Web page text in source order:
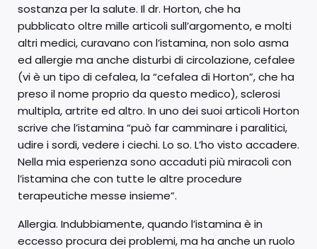
sostanza per la salute. Il dr. Horton, che ha
pubblicato oltre mille articoli sull’argomento, e molti
altri medici, curavano con l’istamina, non solo asma
ed allergie ma anche disturbi di circolazione, cefalee
(vi è un tipo di cefalea, la “cefalea di Horton”, che ha
preso il nome proprio da questo medico), sclerosi
multipla, artrite ed altro. In uno dei suoi articoli Horton
scrive che l’istamina “può far camminare i paralitici,
udire i sordi, vedere i ciechi. Lo so. L’ho visto accadere.
Nella mia esperienza sono accaduti più miracoli con
l’istamina che con tutte le altre procedure
terapeutiche messe insieme”.
Allergia. Indubbiamente, quando l’istamina è in
eccesso procura dei problemi, ma ha anche un ruolo